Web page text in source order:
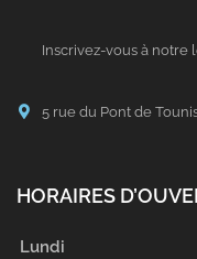
Inscrivez-vous à notre
5 rue du Pont de
HORAIRES
Lundi